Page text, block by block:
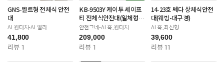
GNS-벨트형 전체식 안전
대
AL원터치-AL엘라
41,800
리뷰 1
KB-9503Y 케이투 세이프
티 전체식안전대(일체형죔
줄-더블대구경)
안전그네-AL훅,원터치
209,000
리뷰 1
14-23호 쎄다 상체식안전
대(웨빙-대구경)
AL훅,최신형
39,600
리뷰 11